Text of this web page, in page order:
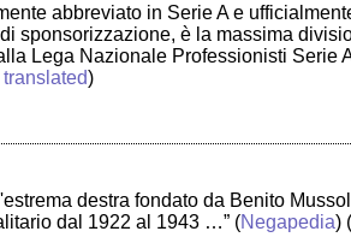
abbreviato in Serie A e
sponsorizzazione, è la massima
Lega Nazionale Professionisti Serie
)
destra fondato da Benito
dal 1922 al 1943 …” (Negapedia) (